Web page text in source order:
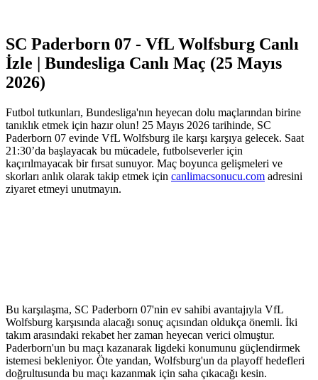
SC Paderborn 07 - VfL Wolfsburg Canlı
İzle | Bundesliga Canlı Maç (25 Mayıs
2026)
Futbol tutkunları, Bundesliga'nın heyecan dolu maçlarından birine
tanıklık etmek için hazır olun! 25 Mayıs 2026 tarihinde, SC
Paderborn 07 evinde VfL Wolfsburg ile karşı karşıya gelecek. Saat
21:30’da başlayacak bu mücadele, futbolseverler için
kaçırılmayacak bir fırsat sunuyor. Maç boyunca gelişmeleri ve
skorları anlık olarak takip etmek için canlimacsonucu.com adresini
ziyaret etmeyi unutmayın.
Bu karşılaşma, SC Paderborn 07'nin ev sahibi avantajıyla VfL
Wolfsburg karşısında alacağı sonuç açısından oldukça önemli. İki
takım arasındaki rekabet her zaman heyecan verici olmuştur.
Paderborn'un bu maçı kazanarak ligdeki konumunu güçlendirmek
istemesi bekleniyor. Öte yandan, Wolfsburg'un da playoff hedefleri
doğrultusunda bu maçı kazanmak için saha çıkacağı kesin.